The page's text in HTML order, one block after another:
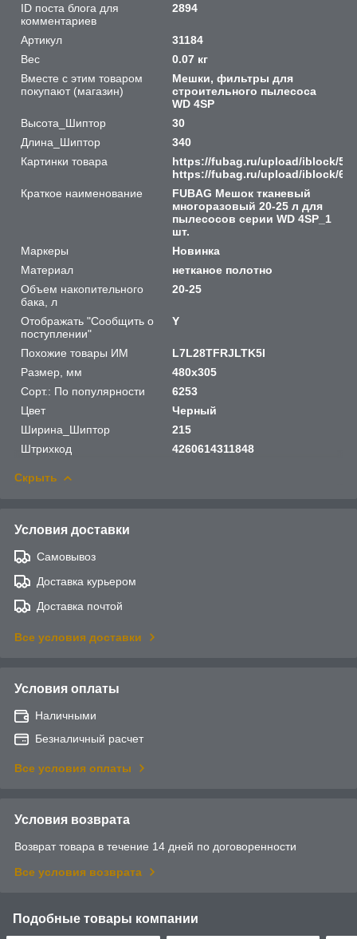
ID поста блога для
комментариев
2894
Артикул
31184
Вес
0.07 кг
Вместе с этим товаром
покупают (магазин)
Мешки, фильтры для
строительного пылесоса
WD 4SP
Высота_Шиптор
30
Длина_Шиптор
340
Картинки товара
https://fubag.ru/upload/iblock/
https://fubag.ru/upload/iblock/
Краткое наименование
FUBAG Мешок тканевый
многоразовый 20-25 л для
пылесосов серии WD 4SP_1
шт.
Маркеры
Новинка
Материал
нетканое полотно
Объем накопительного
бака, л
20-25
Отображать "Сообщить о
поступлении"
Y
Похожие товары ИМ
L7L28TFRJLTK5I
Размер, мм
480x305
Сорт.: По популярности
6253
Цвет
Черный
Ширина_Шиптор
215
Штрихкод
4260614311848
Скрыть
Условия доставки
Самовывоз
Доставка курьером
Доставка почтой
Все условия доставки
Условия оплаты
Наличными
Безналичный расчет
Все условия оплаты
Условия возврата
Возврат товара в течение 14 дней по договоренности
Все условия возврата
Подобные товары компании